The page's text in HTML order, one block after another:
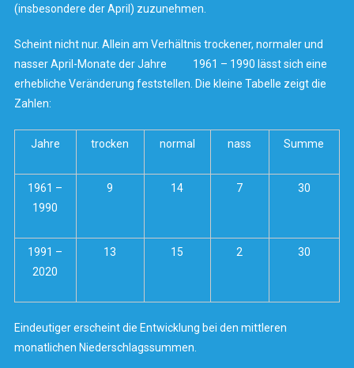
(insbesondere der April) zuzunehmen.
Scheint nicht nur. Allein am Verhältnis trockener, normaler und
nasser April-Monate der Jahre 1961 – 1990 lässt sich eine
erhebliche Veränderung feststellen. Die kleine Tabelle zeigt die
Zahlen:
Jahre trocken normal nass Summe
1961 –
1990
9 14 7 30
1991 –
2020
13 15 2 30
Eindeutiger erscheint die Entwicklung bei den mittleren
monatlichen Niederschlagssummen.